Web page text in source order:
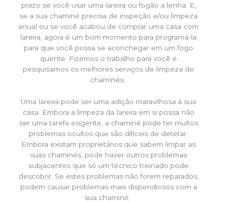
prazo se você usar uma lareira ou fogão a lenha. E,
se a sua chaminé precisa de inspeção e/ou limpeza
anual ou se você acabou de comprar uma casa com
lareira, agora é um bom momento para programá-la
para que você possa se aconchegar em um fogo
quente. Fizemos o trabalho para você e
pesquisamos os melhores serviços de limpeza de
chaminés.
Uma lareira pode ser uma adição maravilhosa à sua
casa. Embora a limpeza da lareira em si possa não
ser uma tarefa exigente, a chaminé pode ter muitos
problemas ocultos que são difíceis de detetar.
Embora existam proprietários que sabem limpar as
suas chaminés, pode haver outros problemas
subjacentes que só um técnico treinado pode
descobrir. Se estes problemas não forem reparados,
podem causar problemas mais dispendiosos com a
sua chaminé.